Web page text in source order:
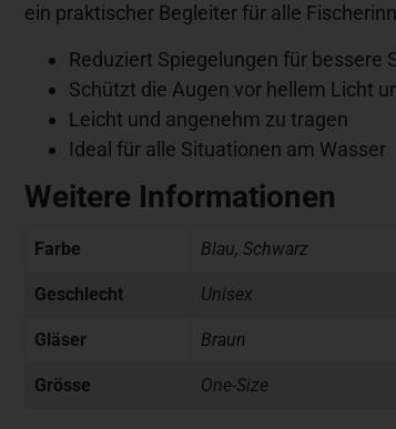
ein praktischer Begleiter für alle
Reduziert Spiegelungen für bessere
Schützt die Augen vor hellem Licht
Leicht und angenehm zu tragen
Ideal für alle Situationen am Wasser
Weitere Informationen
Farbe Blau, Schwarz
Geschlecht Unisex
Gläser Braun
Grösse One-Size